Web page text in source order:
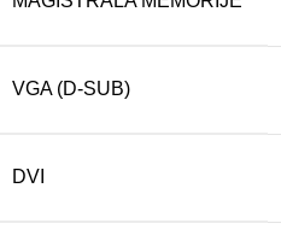
VGA (D-SUB)
DVI